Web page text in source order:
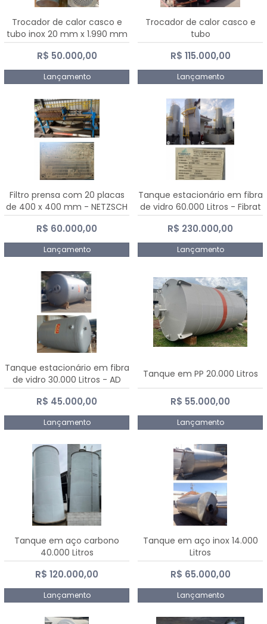
Trocador de calor casco e
tubo inox 20 mm x 1.990 mm
R$ 50.000,00
Lançamento
Trocador de calor casco e
tubo
R$ 115.000,00
Lançamento
Filtro prensa com 20 placas
de 400 x 400 mm - NETZSCH
R$ 60.000,00
Lançamento
Tanque estacionário em fibra
de vidro 60.000 Litros - Fibrat
R$ 230.000,00
Lançamento
Tanque estacionário em fibra
de vidro 30.000 Litros - AD
Fibras
R$ 45.000,00
Lançamento
Tanque em PP 20.000 Litros
R$ 55.000,00
Lançamento
Tanque em aço carbono
40.000 Litros
R$ 120.000,00
Lançamento
Tanque em aço inox 14.000
Litros
R$ 65.000,00
Lançamento